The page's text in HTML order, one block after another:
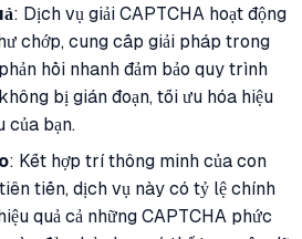
: Dịch vụ giải CAPTCHA hoạt động
chớp, cung cấp giải pháp trong
hồi nhanh đảm bảo quy trình
bị gián đoạn, tối ưu hóa hiệu
của bạn.
: Kết hợp trí thông minh của con
tiến, dịch vụ này có tỷ lệ chính
quả cả những CAPTCHA phức